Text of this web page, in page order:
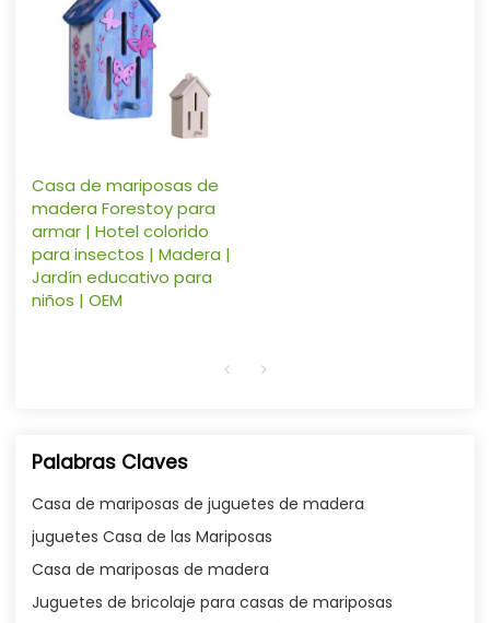
Casa de mariposas de
madera Forestoy para
armar | Hotel colorido
para insectos | Madera |
Jardín educativo para
niños | OEM
Palabras Claves
Casa de mariposas de juguetes de madera
juguetes Casa de las Mariposas
Casa de mariposas de madera
Juguetes de bricolaje para casas de mariposas